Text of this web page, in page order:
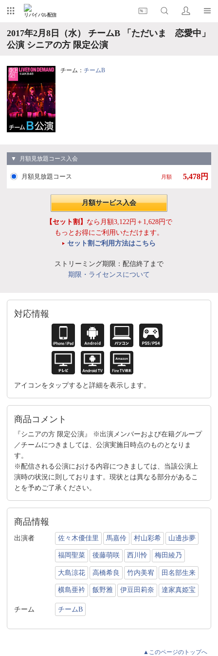
リバイバル配信
2017年2月8日（水） チームB 「ただいま 恋愛中」
公演 シニアの方 限定公演
チーム： チームB
▼ 月額見放題コース入会
月額見放題コース 月額 5,478円
月額サービス入会
【セット割】 なら月額3,122円＋1,628円で
もっとお得にご利用いただけます。
セット割ご利用方法はこちら
ストリーミング期限：配信終了まで
期限・ライセンスについて
対応情報
アイコンをタップすると詳細を表示します。
商品コメント
『シニアの方 限定公演』 ※出演メンバーおよび在籍グループ
／チームにつきましては、公演実施日時点のものとなりま
す。
※配信される公演における内容につきましては、当該公演上
演時の状況に則しております。現状とは異なる部分があるこ
とを予めご了承ください。
商品情報
出演者 佐々木優佳里 馬嘉伶 村山彩希 山邊歩夢
福岡聖菜 後藤萌咲 西川怜 梅田綾乃
大島涼花 高橋希良 竹内美宥 田名部生来
横島亜衿 飯野雅 伊豆田莉奈 達家真姫宝
チーム チームB
▲このページのトップへ